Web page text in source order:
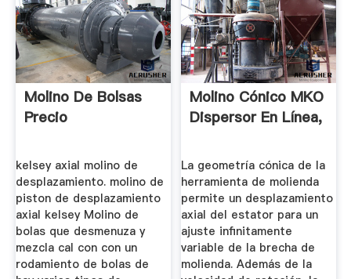
Molino De Bolsas
Precio
kelsey axial molino de
desplazamiento. molino de
piston de desplazamiento
axial kelsey Molino de
bolas que desmenuza y
mezcla cal con con un
rodamiento de bolas de
Molino Cónico MKO
Dispersor En Línea,
La geometría cónica de la
herramienta de molienda
permite un desplazamiento
axial del estator para un
ajuste infinitamente
variable de la brecha de
molienda. Además de la